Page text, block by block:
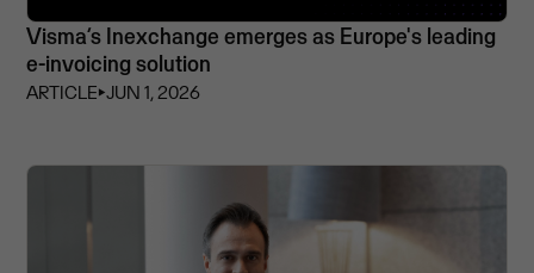
Visma’s Inexchange emerges as Europe's leading
e-invoicing solution
ARTICLE⏵JUN 1, 2026